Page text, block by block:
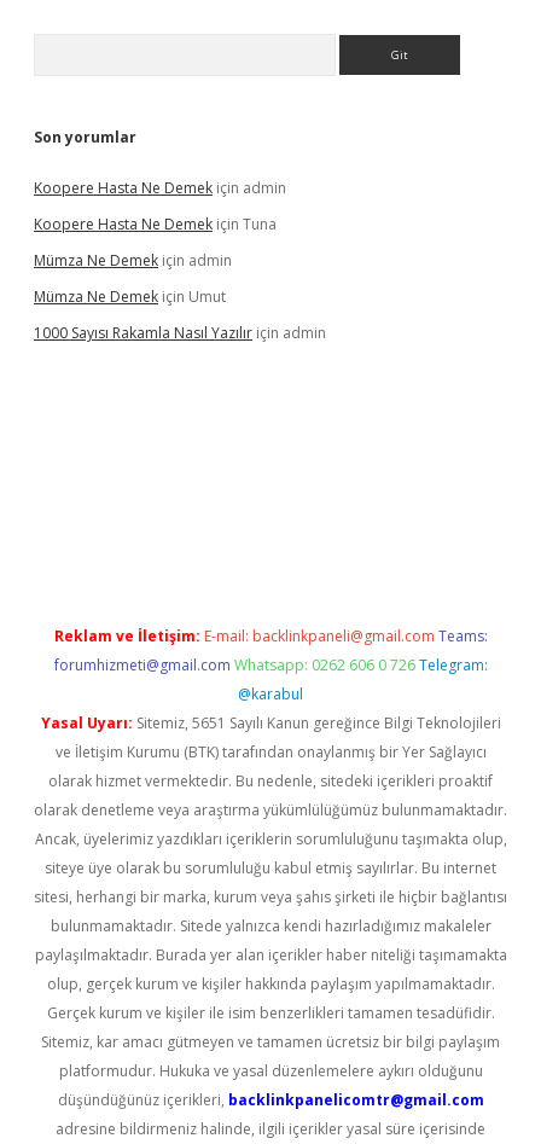
Son yorumlar
Koopere Hasta Ne Demek için admin
Koopere Hasta Ne Demek için Tuna
Mümza Ne Demek için admin
Mümza Ne Demek için Umut
1000 Sayısı Rakamla Nasıl Yazılır için admin
Reklam ve İletişim: E-mail: backlinkpaneli@gmail.com Teams:
forumhizmeti@gmail.com Whatsapp: 0262 606 0 726 Telegram:
@karabul
Yasal Uyarı: Sitemiz, 5651 Sayılı Kanun gereğince Bilgi Teknolojileri
ve İletişim Kurumu (BTK) tarafından onaylanmış bir Yer Sağlayıcı
olarak hizmet vermektedir. Bu nedenle, sitedeki içerikleri proaktif
olarak denetleme veya araştırma yükümlülüğümüz bulunmamaktadır.
Ancak, üyelerimiz yazdıkları içeriklerin sorumluluğunu taşımakta olup,
siteye üye olarak bu sorumluluğu kabul etmiş sayılırlar. Bu internet
sitesi, herhangi bir marka, kurum veya şahıs şirketi ile hiçbir bağlantısı
bulunmamaktadır. Sitede yalnızca kendi hazırladığımız makaleler
paylaşılmaktadır. Burada yer alan içerikler haber niteliği taşımamakta
olup, gerçek kurum ve kişiler hakkında paylaşım yapılmamaktadır.
Gerçek kurum ve kişiler ile isim benzerlikleri tamamen tesadüfidir.
Sitemiz, kar amacı gütmeyen ve tamamen ücretsiz bir bilgi paylaşım
platformudur. Hukuka ve yasal düzenlemelere aykırı olduğunu
düşündüğünüz içerikleri, backlinkpanelicomtr@gmail.com
adresine bildirmeniz halinde, ilgili içerikler yasal süre içerisinde